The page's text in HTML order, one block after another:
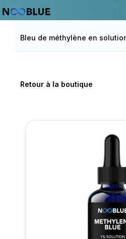
Accueil
Bleu de méthylène en
Retour à la boutique